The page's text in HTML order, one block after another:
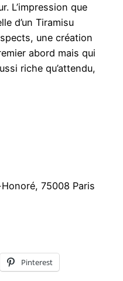
L’impression que
d’un Tiramisu
une création
abord mais qui
riche qu’attendu,
75008 Paris
Pinterest